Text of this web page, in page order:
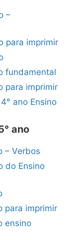
–
para imprimir
fundamental
para imprimir
ano Ensino
ano
– Verbos
do Ensino
para imprimir
ensino